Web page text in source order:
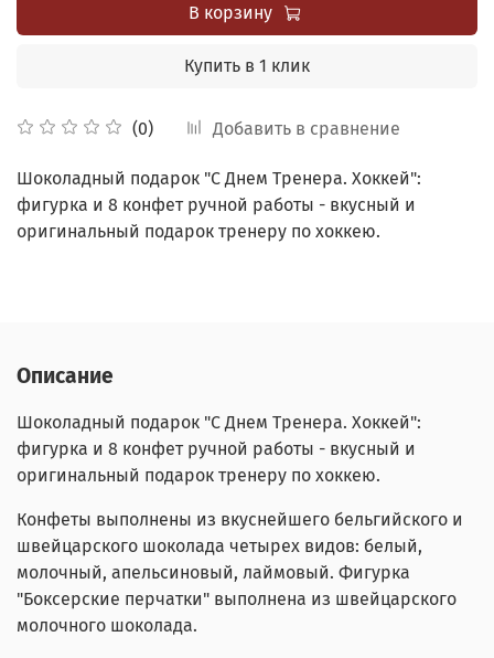
(0) Добавить в сравнение
В корзину
Купить в 1 клик
Шоколадный подарок "С Днем Тренера. Хоккей":
фигурка и 8 конфет ручной работы - вкусный и
оригинальный подарок тренеру по хоккею.
Описание
Шоколадный подарок "С Днем Тренера. Хоккей":
фигурка и 8 конфет ручной работы - вкусный и
оригинальный подарок тренеру по хоккею.
Конфеты выполнены из вкуснейшего бельгийского и
швейцарского шоколада четырех видов: белый,
молочный, апельсиновый, лаймовый. Фигурка
"Боксерские перчатки" выполнена из швейцарского
молочного шоколада.